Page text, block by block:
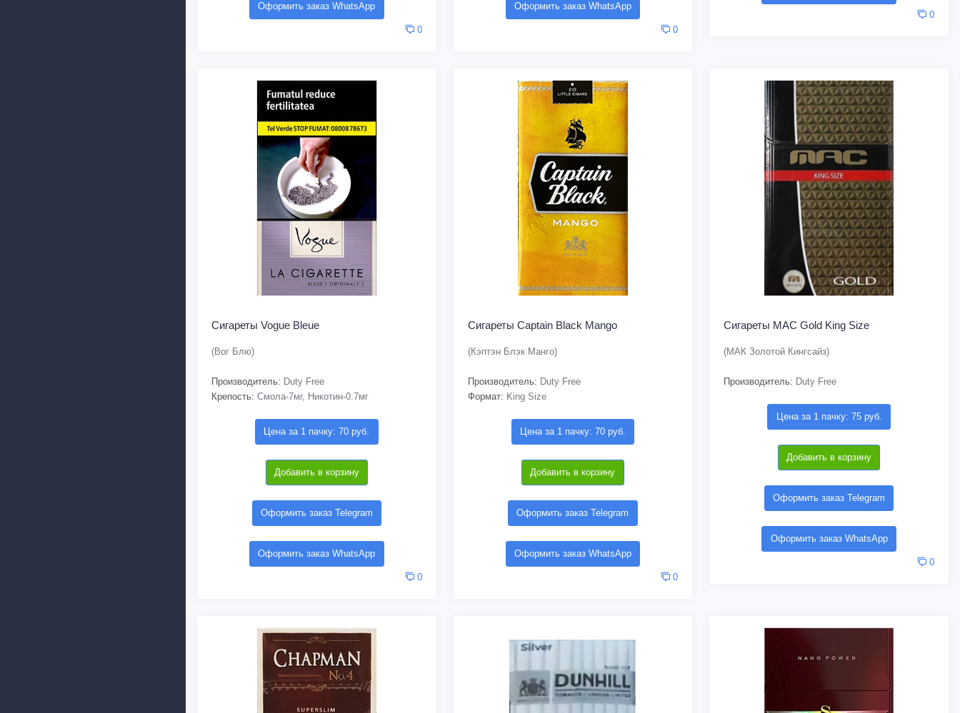
Оформить заказ WhatsApp
0
Оформить заказ WhatsApp
0
0
Сигареты Vogue Bleue
(Вог Блю)
Производитель: Duty Free
Крепость: Смола-7мг, Никотин-0.7мг
Цена за 1 пачку: 70 руб.
Добавить в корзину
Оформить заказ Telegram
Оформить заказ WhatsApp
0
Сигареты Captain Black Mango
(Кэптэн Блэк Манго)
Производитель: Duty Free
Формат: King Size
Цена за 1 пачку: 70 руб.
Добавить в корзину
Оформить заказ Telegram
Оформить заказ WhatsApp
0
Сигареты MAC Gold King Size
(МАК Золотой Кингсайз)
Производитель: Duty Free
Цена за 1 пачку: 75 руб.
Добавить в корзину
Оформить заказ Telegram
Оформить заказ WhatsApp
0